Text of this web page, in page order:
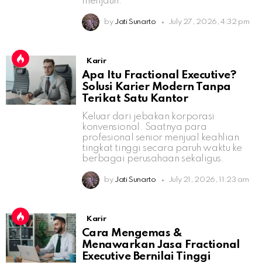
by Jati Sunarto July 27, 2026, 4:32 pm
Karir
Apa Itu Fractional Executive?
Solusi Karier Modern Tanpa
Terikat Satu Kantor
Keluar dari jebakan korporasi
konvensional. Saatnya para
profesional senior menjual keahlian
tingkat tinggi secara paruh waktu ke
berbagai perusahaan sekaligus.
by Jati Sunarto July 21, 2026, 11:23 am
Karir
Cara Mengemas &
Menawarkan Jasa Fractional
Executive Bernilai Tinggi